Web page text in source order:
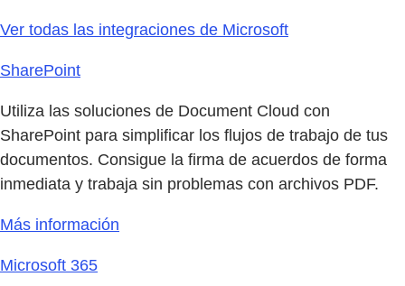
Ver todas las integraciones de Microsoft
SharePoint
Utiliza las soluciones de Document Cloud con
SharePoint para simplificar los flujos de trabajo de tus
documentos. Consigue la firma de acuerdos de forma
inmediata y trabaja sin problemas con archivos PDF.
Más información
Microsoft 365